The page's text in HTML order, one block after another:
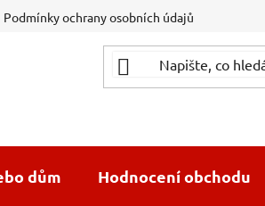
Podmínky ochrany osobních údajů
dům Hodnocení obchodu